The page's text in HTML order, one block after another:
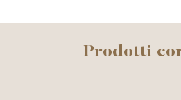
Prodotti